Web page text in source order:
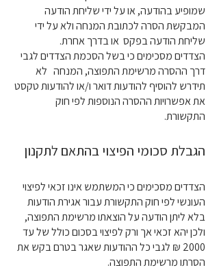
שמופיע בהודעה, או על ידי שליחת הודעה
המבקשת הסרה לכתובת המנחה ולא על ידי
שליחת הודעה בפקס או בדרך אחרת.
הצדדים מסכימים כי בשל הסכמת הצדדים לגבי
דרך ההסרה מרשימת התפוצה, המנחה לא
תידרש להוסיף להודעות דואר ו/או להודעות טקסט
את אפשרויות ההסרה הנוספות לפי חוק
התקשורת.
הגבלת סכומי הפיצוי בהתאם לתקנון
הצדדים מסכימים כי המשתמש אינו זכאי לפיצוי
העונשי לפי חוק התקשורת עבור אגירת הודעות
בלא ליתן הודעה על הוצאתו מרשימת התפוצה,
ולכן יהא זכאי אך ורק לפיצוי בסכום כולל של עד
2000 ₪ לגבי כל ההודעות שאגר בטרם בקש את
הסרתו מרשימת התפוצה.